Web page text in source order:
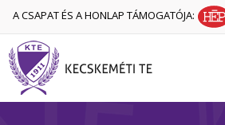
A CSAPAT ÉS A HONLAP TÁMOGATÓJA: